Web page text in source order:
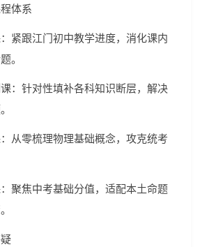
体系
紧跟江门初中教学进度，消化课内
。
：针对性填补各科知识断层，解决
从零梳理物理基础概念，攻克统考
聚焦中考基础分值，适配本土命题